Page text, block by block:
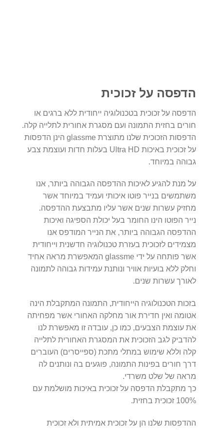
הדפסה על זכוכית
הדפסה על זכוכית בטכנולוגיה ייחודית ללא ברגים או
חורים בחזית התמונה ועם מסגרת אחורית לתלייה קלה.
הדפסות הזכוכית שלנו מתוצרת glassme הינן הדפסות
על זכוכית באיכות Ultra HD בעלות חדות ועוצמת צבע
גבוהה במיוחד.
על מנת להגיע לאיכות ההדפסה הגבוהה ביותר, אנו
משתמשים בנייר פוטו איכותי ועמיד במיוחד אשר
מחזיק עשרות שנים אשר עליו מתבצעת ההדפסה.
נייר הפוטו הינו החומר בעל יכולת הספיגה ואיכות
ההדפסה הגבוהה ביותר, את הנייר המודפס אנו
מצמידים לזכוכית בעזרת טכנולוגיה חדשנית וייחודית
אשר פותחה על ידי glassme המאפשרת מראה אחיד
וחלק ללא בועיות אוויר ונותנת עמידות גבוהה לתמונה
לאורך עשרות שנים.
בזכות הטכנולוגיה הייחודית, התמונה המתקבלת הינה
אטומה ואין חדירת אור מחלקה האחורי אשר מפחיתה
את עוצמת הצבעים, כמו כן, עובדה זו מאפשרת לנו
להדביק לגב הזכוכית את המסגרת האחורית לתלייה
קלה וללא שימוש במתלי מתכת (ספייסרים) העוברים
דרך חורים בפינות התמונה, פוגעים בה ונותנים לה
מראה של שלט משרדי.
כך מתקבלת הדפסה על זכוכית באיכות מושלמת עם
100% זכוכית בחזית.
ההדפסות שלנו הן על זכוכית אמיתית ולא זכוכית